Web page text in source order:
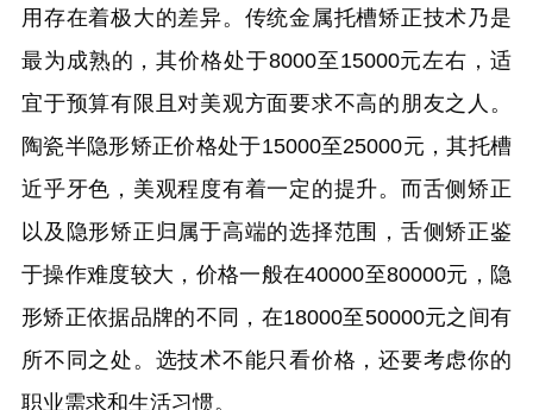
用存在着极大的差异。传统金属托槽矫正技术乃是
最为成熟的，其价格处于8000至15000元左右，适
宜于预算有限且对美观方面要求不高的朋友之人。
陶瓷半隐形矫正价格处于15000至25000元，其托槽
近乎牙色，美观程度有着一定的提升。而舌侧矫正
以及隐形矫正归属于高端的选择范围，舌侧矫正鉴
于操作难度较大，价格一般在40000至80000元，隐
形矫正依据品牌的不同，在18000至50000元之间有
所不同之处。选技术不能只看价格，还要考虑你的
职业需求和生活习惯。